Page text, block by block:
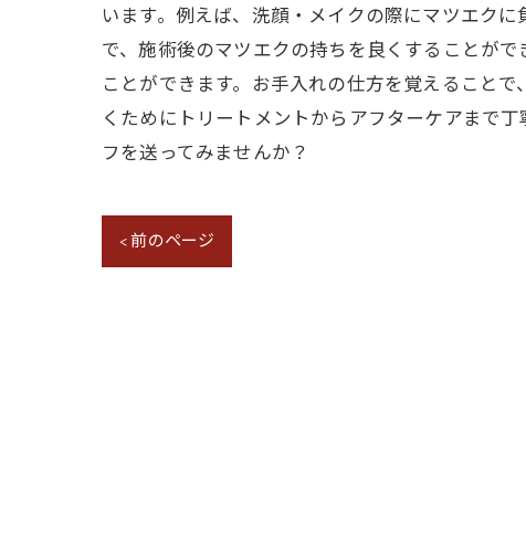
います。例えば、洗顔・メイクの際にマツエク
で、施術後のマツエクの持ちを良くすることが
ことができます。お手入れの仕方を覚えること
くためにトリートメントからアフターケアまで
フを送ってみませんか？
< 前のページ